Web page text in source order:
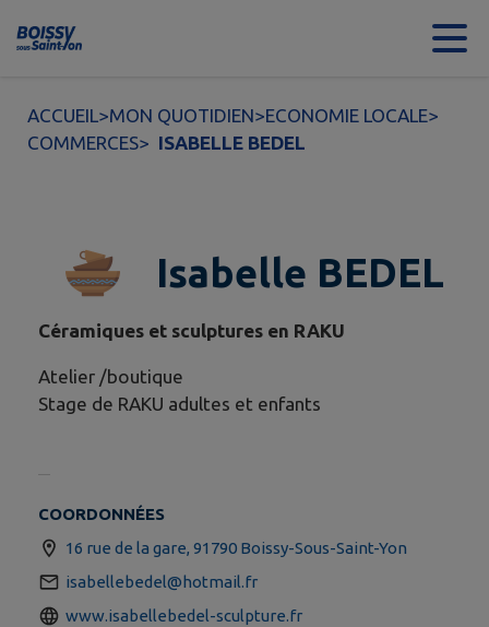
Contenu
ACCUEIL>MON QUOTIDIEN>ECONOMIE LOCALE>
COMMERCES> ISABELLE BEDEL
Isabelle BEDEL
Céramiques et sculptures en RAKU
Atelier /boutique
Stage de RAKU adultes et enfants
COORDONNÉES
16 rue de la gare, 91790 Boissy-Sous-Saint-Yon
isabellebedel@hotmail.fr
www.isabellebedel-sculpture.fr